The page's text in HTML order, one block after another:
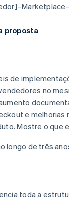
proposta
de
no
e melhorias
Mostre o que
longo de três
toda a